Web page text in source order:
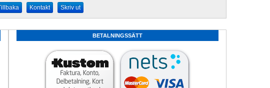
Kontakt Skriv ut
BETALNINGSSÄTT